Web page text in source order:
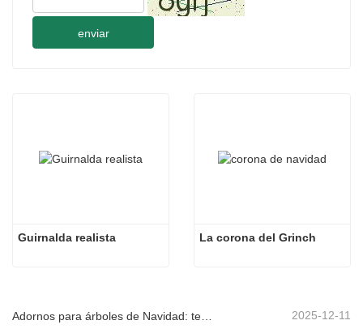
enviar
Guirnalda realista La corona del Grinch
Adornos para árboles de Navidad: tendencias del mercado, información sobre la cadena de suministro y guía de adquisiciones 2025 2025-12-11